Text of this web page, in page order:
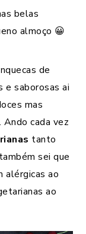
belas
almoço 😀
de
e saborosas ai
mas
Ando cada vez
tanto
sei que
alérgicas ao
ao